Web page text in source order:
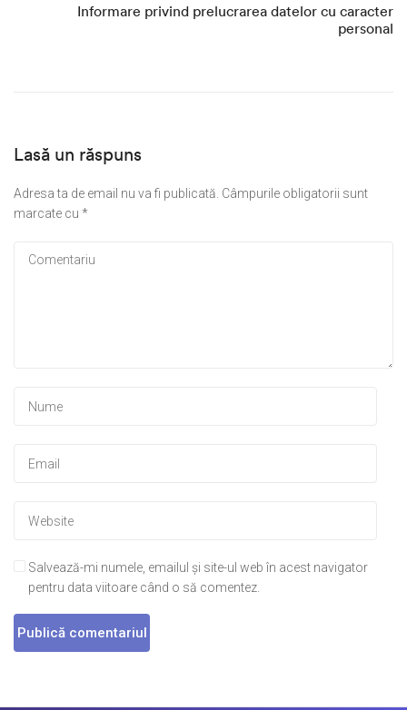
Informare privind prelucrarea datelor cu caracter
personal
Lasă un răspuns
Adresa ta de email nu va fi publicată. Câmpurile obligatorii sunt
marcate cu *
Salvează-mi numele, emailul și site-ul web în acest navigator
pentru data viitoare când o să comentez.